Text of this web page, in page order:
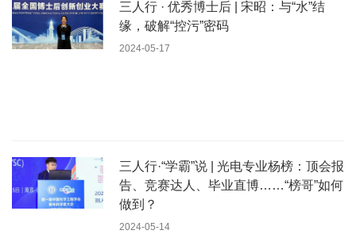
三人行 · 优秀博士后 | 宋昭：与“水”结
缘，破解“控污”密码
2024-05-17
三人行·“学霸”说 | 光电专业杨榜：顶会报
告、竞赛达人、毕业直博……“榜哥”如何
做到？
2024-05-14